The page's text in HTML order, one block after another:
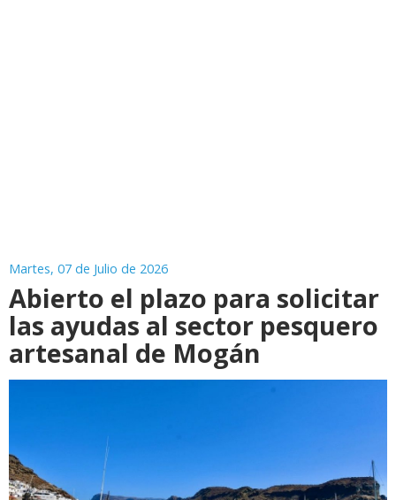
Martes, 07 de Julio de 2026
Abierto el plazo para solicitar
las ayudas al sector pesquero
artesanal de Mogán